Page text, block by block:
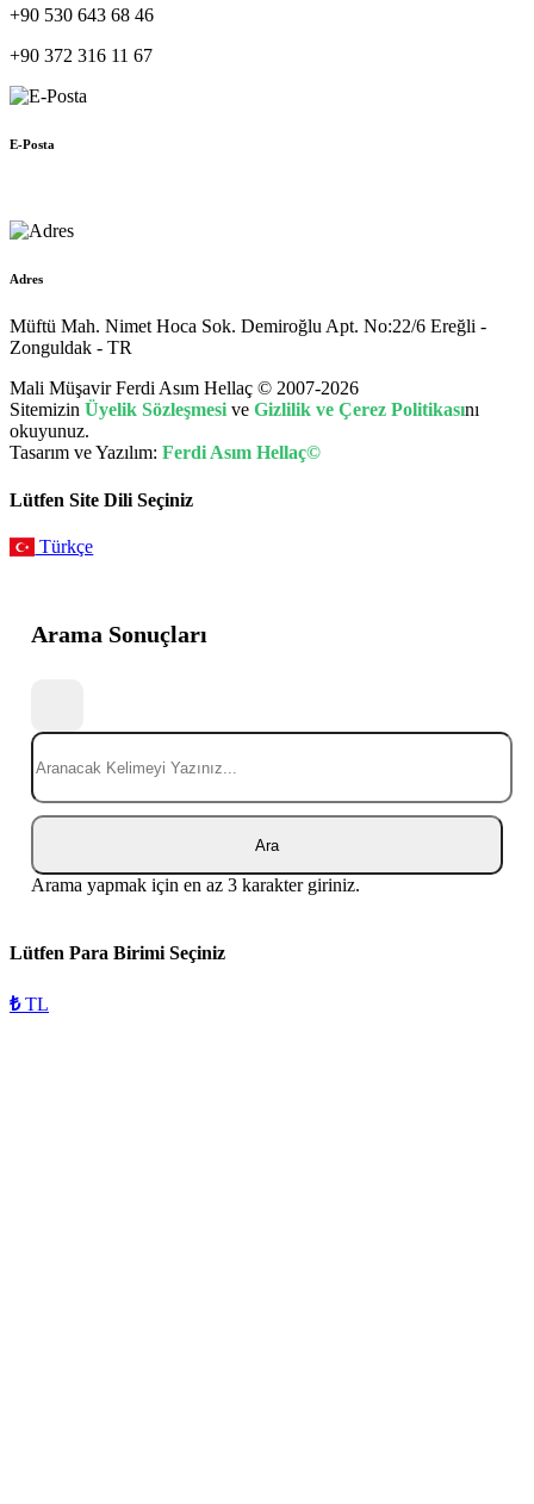
+90 530 643 68 46
+90 372 316 11 67
E-Posta
Adres
Müftü Mah. Nimet Hoca Sok. Demiroğlu Apt. No:22/6 Ereğli -
Zonguldak - TR
Mali Müşavir Ferdi Asım Hellaç © 2007-2026
Sitemizin Üyelik Sözleşmesive Gizlilik ve Çerez Politikasını
okuyunuz.
Tasarım ve Yazılım: Ferdi Asım Hellaç©
Lütfen Site Dili Seçiniz
Türkçe
Arama Sonuçları
Ara
Arama yapmak için en az 3 karakter giriniz.
Lütfen Para Birimi Seçiniz
₺TL